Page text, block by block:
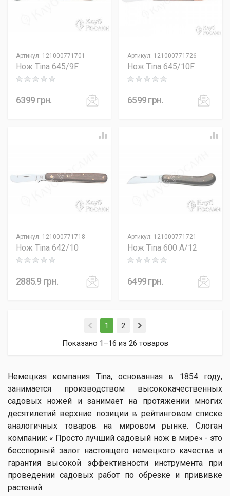
Артикул: 121000771701
Нож Tina 645/9F
Rating: 0 out of 5
6399грн.
Артикул: 121000771726
Нож Tina 645/10F
Rating: 0 out of 5
6599грн.
Артикул: 121000771718
Нож Tina 642/10
Rating: 0 out of 5
2885.9 грн.
Артикул: 121000771721
Нож Tina 600 А/12
Rating: 0 out of 5
6499грн.
1 (current)
2
Показано 1–16 из 26 товаров
Немецкая компания Tina, основанная в 1854 году,
занимается производством высококачественных
садовых ножей и занимает на протяжении многих
десятилетий верхние позиции в рейтинговом списке
аналогичных товаров на мировом рынке. Слоган
компании: « Просто лучший садовый нож в мире» - это
бесспорный залог настоящего немецкого качества и
гарантия высокой эффективности инструмента при
проведении садовых работ по обрезке и прививке
растений.